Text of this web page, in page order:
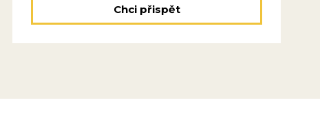
Chci přispět